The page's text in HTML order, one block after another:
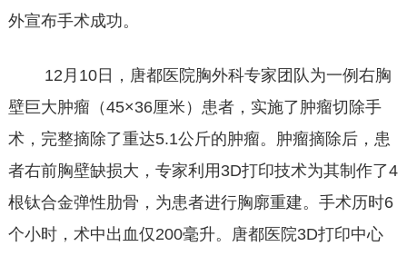
外宣布手术成功。
12月10日，唐都医院胸外科专家团队为一例右胸
壁巨大肿瘤（45×36厘米）患者，实施了肿瘤切除手
术，完整摘除了重达5.1公斤的肿瘤。肿瘤摘除后，患
者右前胸壁缺损大，专家利用3D打印技术为其制作了4
根钛合金弹性肋骨，为患者进行胸廓重建。手术历时6
个小时，术中出血仅200毫升。唐都医院3D打印中心